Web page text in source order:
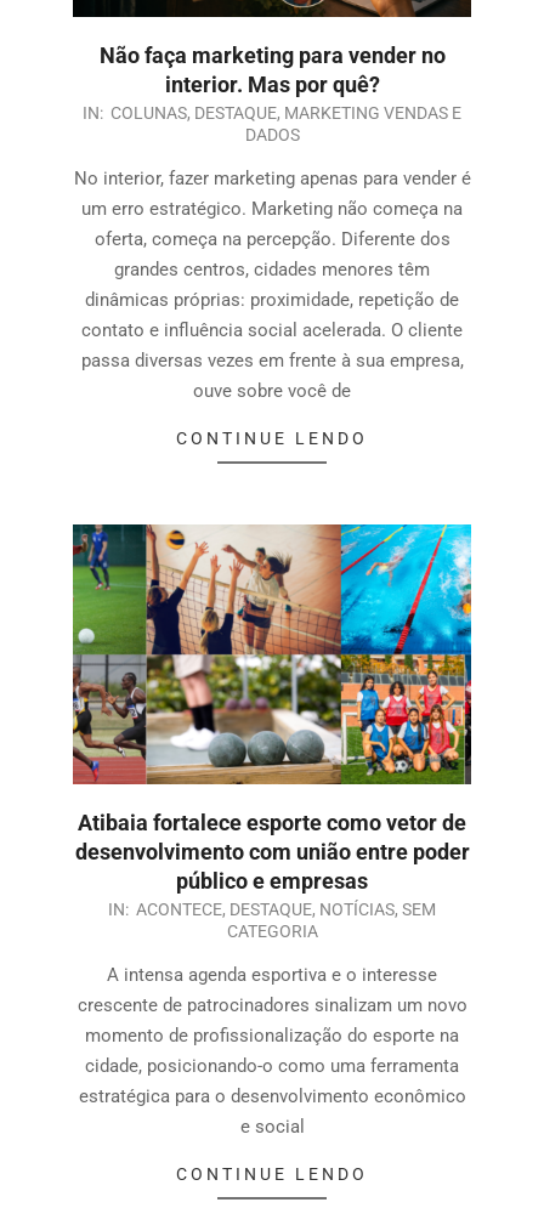
Não faça marketing para vender no
interior. Mas por quê?
IN: COLUNAS, DESTAQUE, MARKETING VENDAS E
DADOS
No interior, fazer marketing apenas para vender é
um erro estratégico. Marketing não começa na
oferta, começa na percepção. Diferente dos
grandes centros, cidades menores têm
dinâmicas próprias: proximidade, repetição de
contato e influência social acelerada. O cliente
passa diversas vezes em frente à sua empresa,
ouve sobre você de
CONTINUE LENDO
Atibaia fortalece esporte como vetor de
desenvolvimento com união entre poder
público e empresas
IN: ACONTECE, DESTAQUE, NOTÍCIAS, SEM
CATEGORIA
A intensa agenda esportiva e o interesse
crescente de patrocinadores sinalizam um novo
momento de profissionalização do esporte na
cidade, posicionando-o como uma ferramenta
estratégica para o desenvolvimento econômico
e social
CONTINUE LENDO